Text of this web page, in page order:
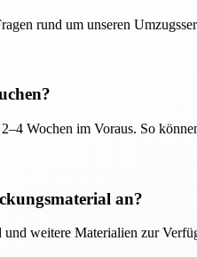
rund um unseren
Wochen im Voraus. So
an?
weitere Materialien zur